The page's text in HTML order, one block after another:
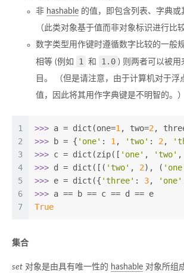
非 hashable 的值，即包含列表、字典或
（此类对象基于值而非对象标识进行比
数字类型用作键时遵循数字比较的一般
相等 (例如 1 和 1.0 ) 则两者可以被
目。 （但是请注意，由于计算机对于浮
值，因此将其用作字典键是不明智的。）
1
2
3
4
5
6
7
>>> a = dict(one=1 , two=2 ,
>>>
b = { 'one' : 1 , 'two' : 2 ,
>>> c = dict(zip([ 'one' , 'two' ,
>>> d = dict([( 'two' , 2), (
>>> e = dict({ 'three' : 3, 'one'
>>> a == b == c == d == e
True
集合
set 对象是由具有唯一性的 hashable 对象所组